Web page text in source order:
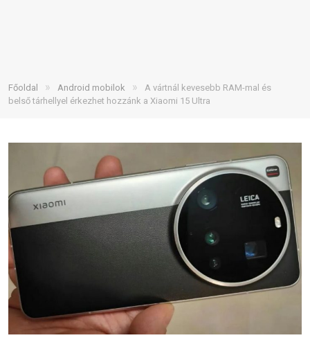
Főoldal » Android mobilok »
A vártnál kevesebb RAM-mal és
belső tárhellyel érkezhet hozzánk a Xiaomi 15 Ultra